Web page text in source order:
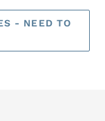
- NEED TO